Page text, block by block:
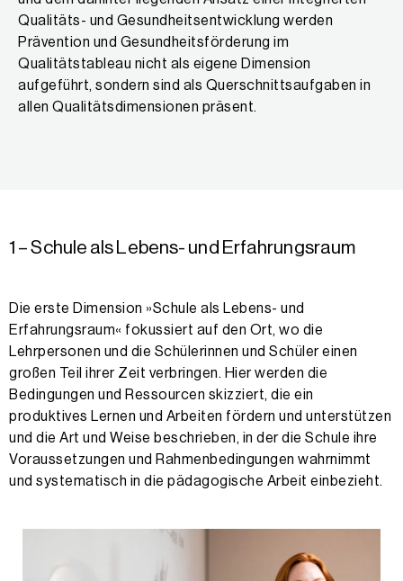
Qualitäts- und Gesundheitsentwicklung werden
Prävention und Gesundheitsförderung im
Qualitätstableau nicht als eigene Dimension
aufgeführt, sondern sind als Querschnittsaufgaben in
allen Qualitätsdimensionen präsent.
1 – Schule als Lebens- und Erfahrungsraum
Die erste Dimension »Schule als Lebens- und
Erfahrungsraum« fokussiert auf den Ort, wo die
Lehrpersonen und die Schülerinnen und Schüler einen
großen Teil ihrer Zeit verbringen. Hier werden die
Bedingungen und Ressourcen skizziert, die ein
produktives Lernen und Arbeiten fördern und unterstützen
und die Art und Weise beschrieben, in der die Schule ihre
Voraussetzungen und Rahmenbedingungen wahrnimmt
und systematisch in die pädagogische Arbeit einbezieht.